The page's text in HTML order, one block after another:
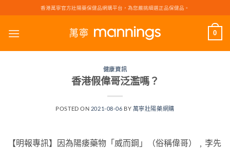
to
content
香港萬寧官方壯陽藥保健品網購平台，為您嚴挑細選正品保健品。
0
健康資訊
香港假偉哥泛濫嗎？
POSTED ON 2021-08-06 BY 萬寧壯陽藥網購
【明報專訊】因為陽痿藥物「威而鋼」（俗稱偉哥）﹐李先